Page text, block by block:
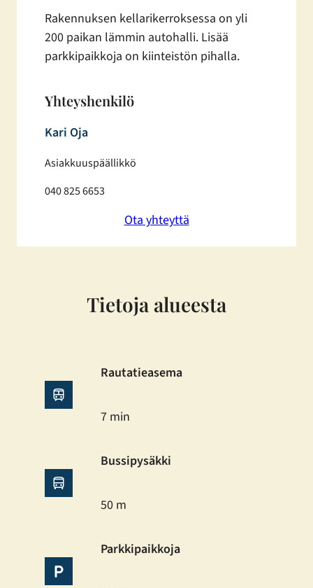
Rakennuksen kellarikerroksessa on yli
200 paikan lämmin autohalli. Lisää
parkkipaikkoja on kiinteistön pihalla.
Yhteyshenkilö
Kari Oja
Asiakkuuspäällikkö
040 825 6653
Ota yhteyttä
Tietoja alueesta
Rautatieasema
7 min
Bussipysäkki
50 m
Parkkipaikkoja